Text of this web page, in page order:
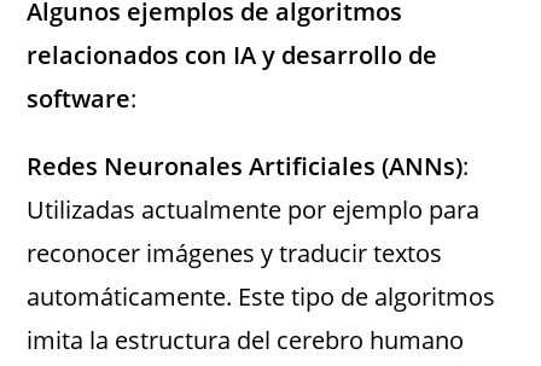
Algunos ejemplos de algoritmos
relacionados con IA y desarrollo de
software:
Redes Neuronales Artificiales (ANNs):
Utilizadas actualmente por ejemplo para
reconocer imágenes y traducir textos
automáticamente. Este tipo de algoritmos
imita la estructura del cerebro humano